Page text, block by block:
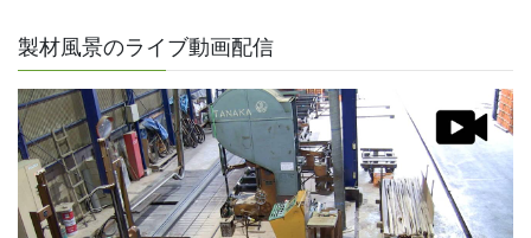
り
製材風景のライブ動画配信